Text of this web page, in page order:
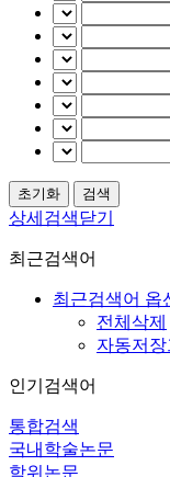
상세검색닫기
최근검색어
최근검색어 옵
전체삭제
자동저장
인기검색어
통합검색
국내학술논문
학위논문